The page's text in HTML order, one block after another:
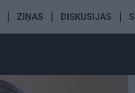
ZIŅAS DISKUSIJAS